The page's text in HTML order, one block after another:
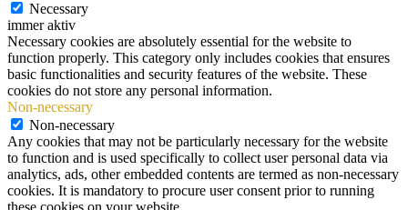
Necessary
immer aktiv
Necessary cookies are absolutely essential for the website to
function properly. This category only includes cookies that ensures
basic functionalities and security features of the website. These
cookies do not store any personal information.
Non-necessary
Non-necessary
Any cookies that may not be particularly necessary for the website
to function and is used specifically to collect user personal data via
analytics, ads, other embedded contents are termed as non-necessary
cookies. It is mandatory to procure user consent prior to running
these cookies on your website.